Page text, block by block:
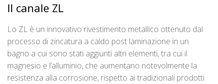
Il canale ZL
Lo ZL è un innovativo rivestimento metallico ottenuto dal
processo di zincatura a caldo post laminazione in un
bagno a cui sono stati aggiunti altri elementi, tra cui il
magnesio e l’alluminio, che aumentano notevolmente la
resistenza alla corrosione, rispetto ai tradizionali prodotti